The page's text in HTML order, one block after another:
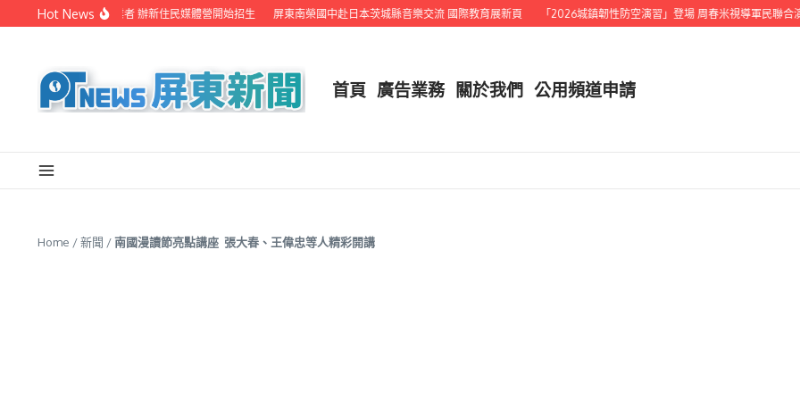
Skip to content
Hot News
手在地電視業者 辦新住民媒體營開始招生 屏東南榮國中赴日本茨城縣音樂交流 國際教育展新頁 「2026城鎮韌性防空演習」登場 周春米視導軍民聯合演習 結
首頁 廣告業務 關於我們 公用頻道申請
Home /新聞 /南國漫讀節亮點講座 張大春、王偉忠等人精彩開講